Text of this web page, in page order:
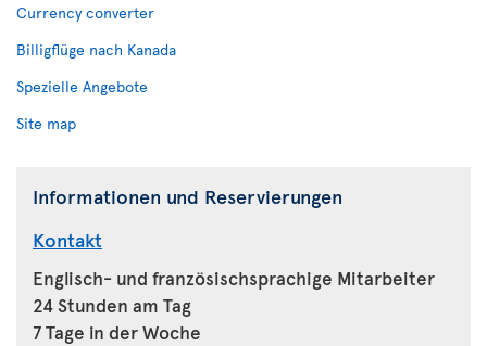
Currency converter
Billigflüge nach Kanada
Spezielle Angebote
Site map
Informationen und Reservierungen
Kontakt
Englisch- und französischsprachige Mitarbeiter
24 Stunden am Tag
7 Tage in der Woche